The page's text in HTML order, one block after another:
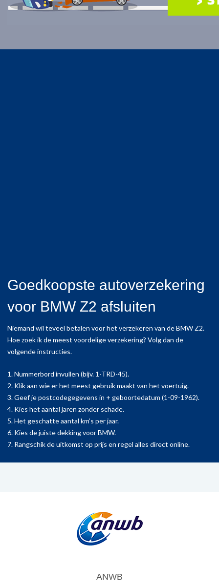
Goedkoopste autoverzekering
voor BMW Z2 afsluiten
Niemand wil teveel betalen voor het verzekeren van de BMW Z2.
Hoe zoek ik de meest voordelige verzekering? Volg dan de
volgende instructies.
1. Nummerbord invullen (bijv. 1-TRD-45).
2. Klik aan wie er het meest gebruik maakt van het voertuig.
3. Geef je postcodegegevens in + geboortedatum (1-09-1962).
4. Kies het aantal jaren zonder schade.
5. Het geschatte aantal km’s per jaar.
6. Kies de juiste dekking voor BMW.
7. Rangschik de uitkomst op prijs en regel alles direct online.
ANWB